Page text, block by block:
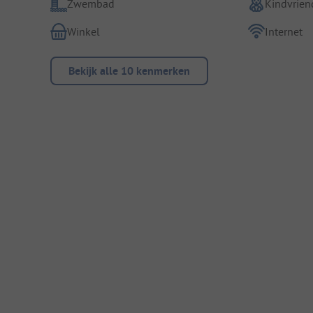
Zwembad
Winkel
Internet
Bekijk alle 10 kenmerken